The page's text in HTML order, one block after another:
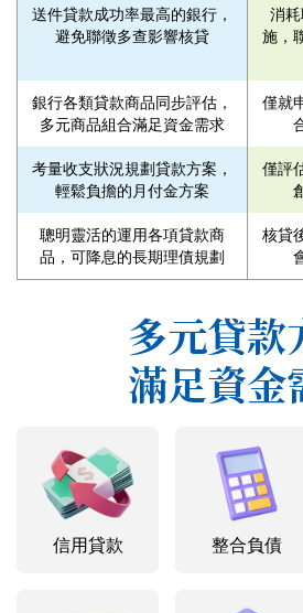
送件貸款成功率最高的銀行，
避免聯徵多查影響核貸
消
施，
銀行各類貸款商品同步評估，
多元商品組合滿足資金需求
僅就
考量收支狀況規劃貸款方案，
輕鬆負擔的月付金方案
僅評
聰明靈活的運用各項貸款商
品，可降息的長期理債規劃
核貸
多元貸款
滿足資金
信用貸款 整合負債